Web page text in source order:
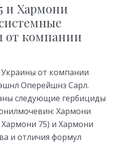
и Хармони
от компании
от компании
Оперейшнз Сарл.
следующие гербициды
Хармони
75) и Хармони
и отличия формул